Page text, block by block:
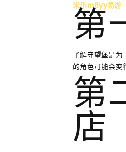
米乐m6yy易游
第
了解守望堡是
的角色可能会变
第
店